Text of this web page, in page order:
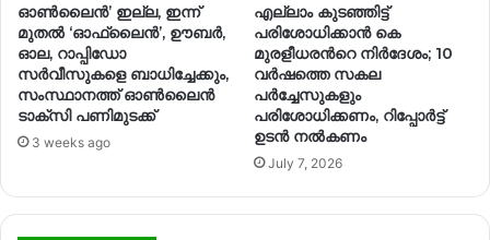
ഓൺലൈൻ’ ഇല്ല, ഇന്ന്
മുതൽ ‘ഓഫ്‌ലൈൻ’, ഊബർ,
ഓല, റാപ്പിഡോ
സർവീസുകളെ ബാധിച്ചേക്കും,
സംസ്ഥാനത്ത് ഓൺലൈൻ
ടാക്സി പണിമുടക്ക്
3 weeks ago
എല്ലാം കുടഞ്ഞിട്ട്
പരിശോധിക്കാൻ കെ
മുരളീധരന്‍റെ നിർദേശം; 10
വർഷത്തെ സകല
പർച്ചേസുകളും
പരിശോധിക്കണം, റിപ്പോർട്ട്
ഉടൻ നൽകണം
July 7, 2026